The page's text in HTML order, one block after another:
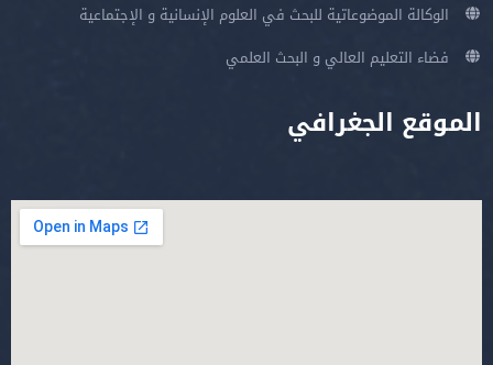
الوكالة الموضوعاتية للبحث في العلوم الإنسانية و الإجتماعية
فضاء التعليم العالي و البحث العلمي
الموقع الجغرافي